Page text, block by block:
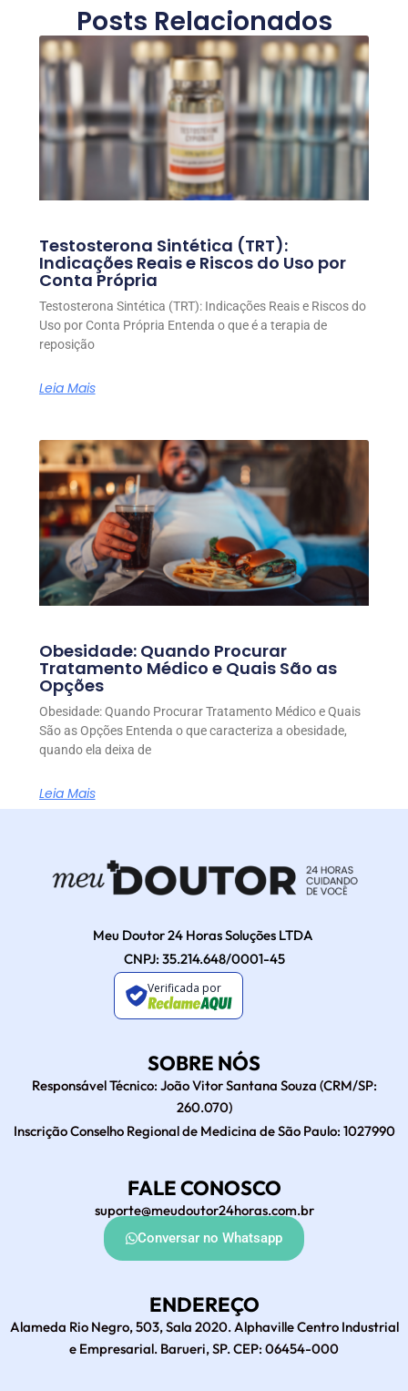
Posts Relacionados
Testosterona Sintética (TRT):
Indicações Reais e Riscos do Uso por
Conta Própria
Testosterona Sintética (TRT): Indicações Reais e Riscos do
Uso por Conta Própria Entenda o que é a terapia de
reposição
Leia Mais
Obesidade: Quando Procurar
Tratamento Médico e Quais São as
Opções
Obesidade: Quando Procurar Tratamento Médico e Quais
São as Opções Entenda o que caracteriza a obesidade,
quando ela deixa de
Leia Mais
Meu Doutor 24 Horas Soluções LTDA
CNPJ: 35.214.648/0001-45
Verificada por
SOBRE NÓS
Responsável Técnico: João Vitor Santana Souza (CRM/SP:
260.070)
Inscrição Conselho Regional de Medicina de São Paulo: 1027990
FALE CONOSCO
suporte@meudoutor24horas.com.br
Conversar no Whatsapp
ENDEREÇO
Alameda Rio Negro, 503, Sala 2020. Alphaville Centro Industrial
e Empresarial. Barueri, SP. CEP: 06454-000